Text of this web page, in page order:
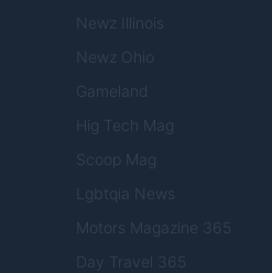
Newz Illinois
Newz Ohio
Gameland
Hig Tech Mag
Scoop Mag
Lgbtqia News
Motors Magazine 365
Day Travel 365